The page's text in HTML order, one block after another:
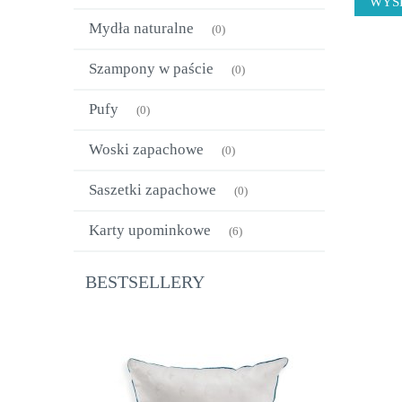
Mydła naturalne (0)
Szampony w paście (0)
Pufy (0)
Woski zapachowe (0)
Saszetki zapachowe (0)
Karty upominkowe (6)
BESTSELLERY